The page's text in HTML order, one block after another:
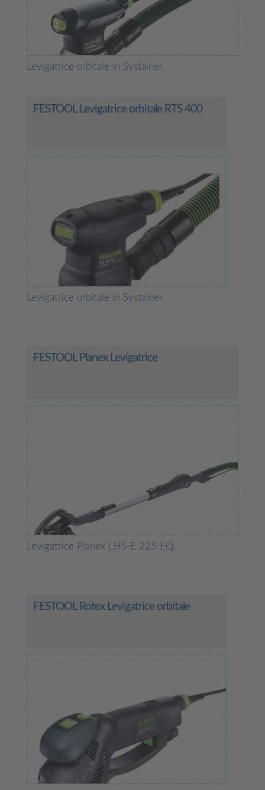
Levigatrice orbitale in Systainer.
FESTOOL Levigatrice orbitale RTS 400
Levigatrice orbitale in Systainer.
FESTOOL Planex Levigatrice
Levigatrice Planex LHS-E 225 EQ.
FESTOOL Rotex Levigatrice orbitale